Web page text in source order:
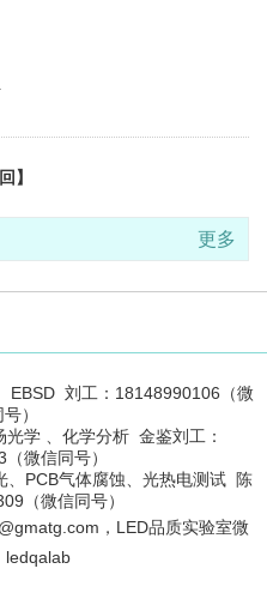
】
更多
EBSD 刘工：18148990106（微
）
学 、化学分析 金鉴刘工：
微信同号）
、PCB气体腐蚀、光热电测试 陈
（微信同号）
，LED品质实验室微
ledqalab